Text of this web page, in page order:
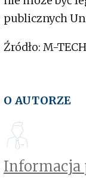
publicznych
Źródło: M-TECH
O AUTORZE
Informacja